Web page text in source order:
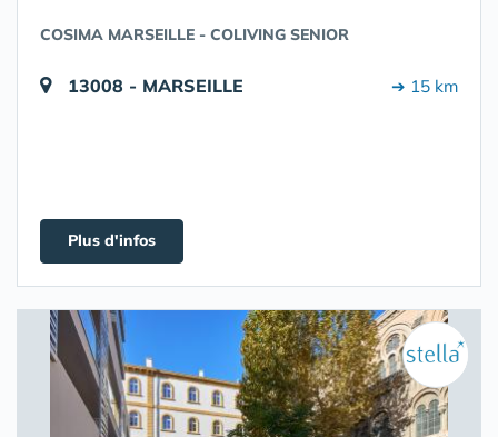
COSIMA MARSEILLE - COLIVING SENIOR
13008 - MARSEILLE ➔ 15 km
Plus d'infos